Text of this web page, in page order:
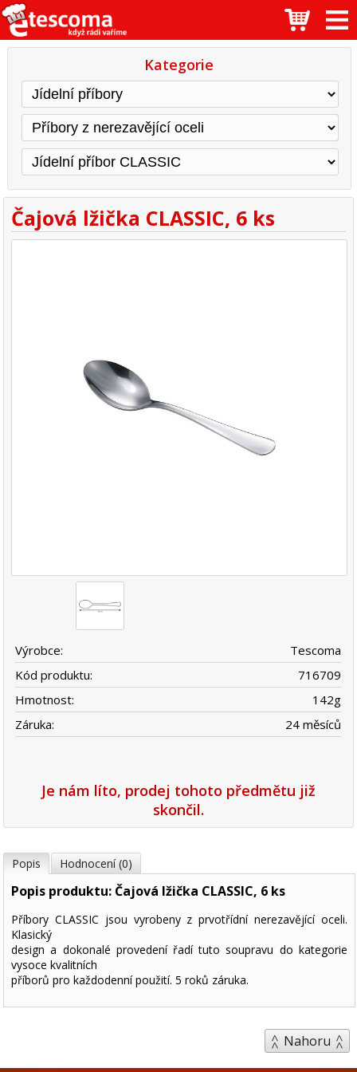
Kategorie
Čajová lžička CLASSIC, 6 ks
Výrobce:
Tescoma
Kód produktu:
716709
Hmotnost:
142g
Záruka:
24 měsíců
Je nám líto, prodej tohoto předmětu již
skončil.
Popis Hodnocení (0)
Popis produktu: Čajová lžička CLASSIC, 6 ks
Příbory CLASSIC jsou vyrobeny z prvotřídní nerezavějící oceli.
Klasický
design a dokonalé provedení řadí tuto soupravu do kategorie
vysoce kvalitních
příborů pro každodenní použití. 5 roků záruka.
Nahoru